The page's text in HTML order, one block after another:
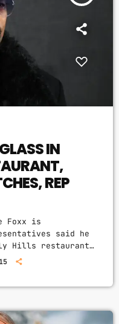
IN
REP
Foxx is
said he
Hills restaurant
allegedly broke
from another table
15